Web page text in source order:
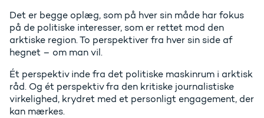
Det er begge oplæg, som på hver sin måde har fokus
på de politiske interesser, som er rettet mod den
arktiske region. To perspektiver fra hver sin side af
hegnet – om man vil.
Ét perspektiv inde fra det politiske maskinrum i arktisk
råd. Og ét perspektiv fra den kritiske journalistiske
virkelighed, krydret med et personligt engagement, der
kan mærkes.